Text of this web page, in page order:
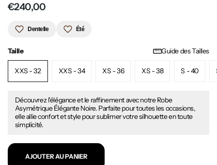
€240,00
Dentelle Été
Taille Guide des Tailles
XXS - 32 XXS - 34 XS - 36 XS - 38 S - 40
Découvrez l'élégance et le raffinement avec notre Robe
Asymétrique Élégante Noire. Parfaite pour toutes les occasions,
elle allie confort et style pour sublimer votre silhouette en toute
simplicité.
AJOUTER AU PANIER